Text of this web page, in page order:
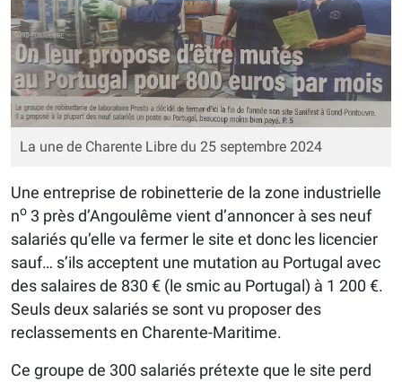
La une de Charente Libre du 25 septembre 2024
Une entreprise de robinetterie de la zone industrielle
no 3 près d’Angoulême vient d’annoncer à ses neuf
salariés qu’elle va fermer le site et donc les licencier
sauf… s’ils acceptent une mutation au Portugal avec
des salaires de 830 € (le smic au Portugal) à 1 200 €.
Seuls deux salariés se sont vu proposer des
reclassements en Charente-Maritime.
Ce groupe de 300 salariés prétexte que le site perd